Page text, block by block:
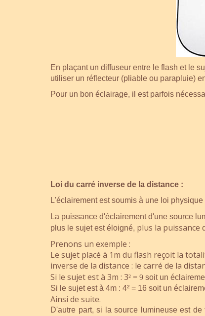
En plaçant un diffuseur entre le flash et le
utiliser un réflecteur (pliable ou parapluie)
Pour un bon éclairage, il est parfois
Loi du carré inverse de la distance :
L'éclairement est soumis à une loi
La puissance d'éclairement d'une source
plus le sujet est éloigné, plus la puissance
Prenons un exemple :
Le sujet placé à 1m du flash reçoit la
inverse de la distance : le carré de la
Si le sujet est à 3m : 3² = 9 soit un
Si le sujet est à 4m : 4² = 16 soit un
Ainsi de suite.
D'autre part, si la source lumineuse est